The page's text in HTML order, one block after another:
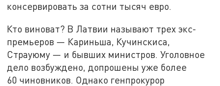
консервировать за сотни тысяч евро.
Кто виноват? В Латвии называют трех экс-
премьеров — Кариньша, Кучинскиса,
Страуюму — и бывших министров. Уголовное
дело возбуждено, допрошены уже более
60 чиновников. Однако генпрокурор